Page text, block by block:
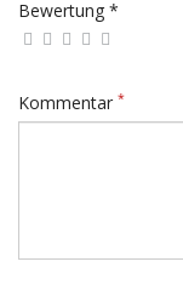
Bewertung *
Kommentar *